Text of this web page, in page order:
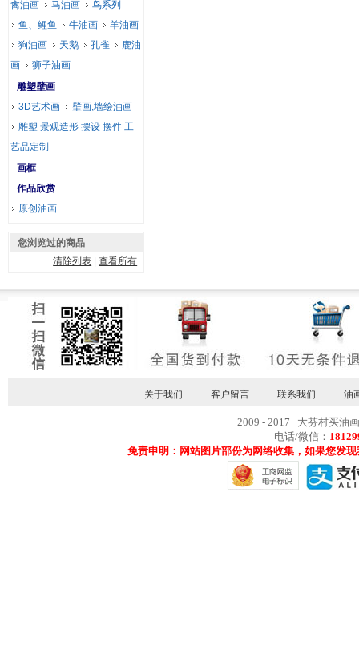
禽油画
马油画
鸟系列
鱼、鲤鱼
牛油画
羊油画
狗油画
天鹅 孔雀
鹿油
画
狮子油画
雕塑壁画
3D艺术画
壁画,墙绘油画
雕塑 景观造形 摆设 摆件 工
艺品定制
画框
作品欣赏
原创油画
您浏览过的商品
清除列表 |查看所有
关于我们 客户留言 联系我们 油
2009 - 2017 大芬村买油
电话/微信：
免责申明：网站图片部份为网络收集，如果您发